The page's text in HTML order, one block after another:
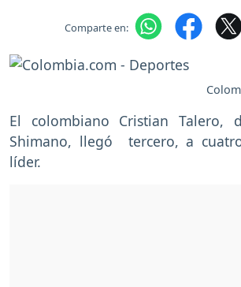
Comparte en:
El colombiano Cristian Talero,
Shimano, llegó tercero, a
líder.